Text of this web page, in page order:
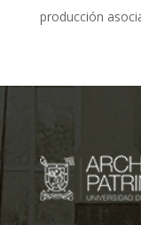
producción